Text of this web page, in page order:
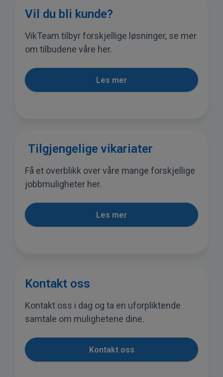
Vil du bli kunde?
VikTeam tilbyr forskjellige løsninger, se mer
om tilbudene våre her.
Les mer
Tilgjengelige vikariater
Få et overblikk over våre mange forskjellige
jobbmuligheter her.
Les mer
Kontakt oss
Kontakt oss i dag og ta en uforpliktende
samtale om mulighetene dine.
Kontakt oss